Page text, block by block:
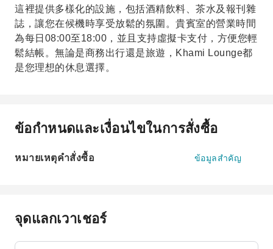
這裡提供多樣化的設施，包括酒精飲料、茶水及報刊雜
誌，讓您在候機時享受放鬆的氛圍。貴賓室的營業時間
為每日08:00至18:00，並且支持虛擬卡支付，方便您輕
鬆結帳。無論是商務出行還是旅遊，Khami Lounge都
是您理想的休息選擇。
ข้อกำหนดและเงื่อนไขในการสั่งซื้อ
หมายเหตุคำสั่งซื้อ ข้อมูลสำคัญ
จุดแลกเวาเชอร์